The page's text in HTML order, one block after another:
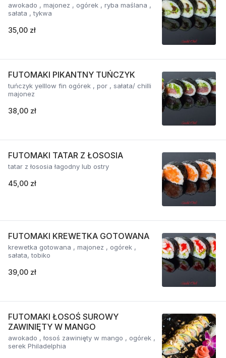
awokado , majonez , ogórek , ryba maślana ,
sałata , tykwa
35,00 zł
FUTOMAKI PIKANTNY TUŃCZYK
tuńczyk yelllow fin ogórek , por , sałata/ chilli
majonez
38,00 zł
FUTOMAKI TATAR Z ŁOSOSIA
tatar z łososia łagodny lub ostry
45,00 zł
FUTOMAKI KREWETKA GOTOWANA
krewetka gotowana , majonez , ogórek ,
sałata, tobiko
39,00 zł
FUTOMAKI ŁOSOŚ SUROWY
ZAWINIĘTY W MANGO
awokado , łosoś zawinięty w mango , ogórek ,
serek Philadelphia